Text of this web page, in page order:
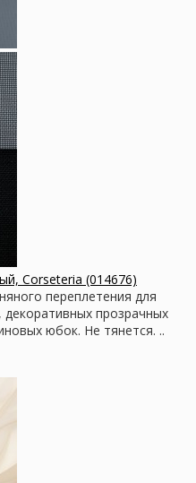
Corseteria (014676)
переплетения для
прозрачных
юбок. Не тянется. ..